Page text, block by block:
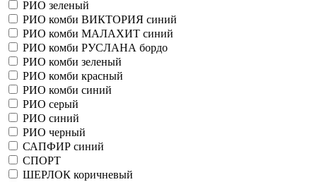
РИО зеленый
РИО комби ВИКТОРИЯ синий
РИО комби МАЛАХИТ синий
РИО комби РУСЛАНА бордо
РИО комби зеленый
РИО комби красный
РИО комби синий
РИО серый
РИО синий
РИО черный
САПФИР синий
СПОРТ
ШЕРЛОК коричневый